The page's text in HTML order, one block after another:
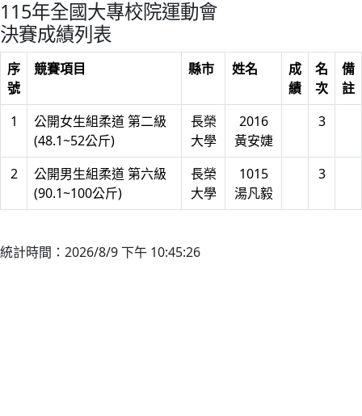
115年全國大專校院運動會
決賽成績列表
序
號
競賽項目 縣市 姓名
成
績
名
次
備
註
1
公開女生組柔道 第二級
(48.1~52公斤)
長榮
大學
2016
黃安婕
3
2
公開男生組柔道 第六級
(90.1~100公斤)
長榮
大學
1015
湯凡毅
3
統計時間：2026/8/9 下午 10:45:26